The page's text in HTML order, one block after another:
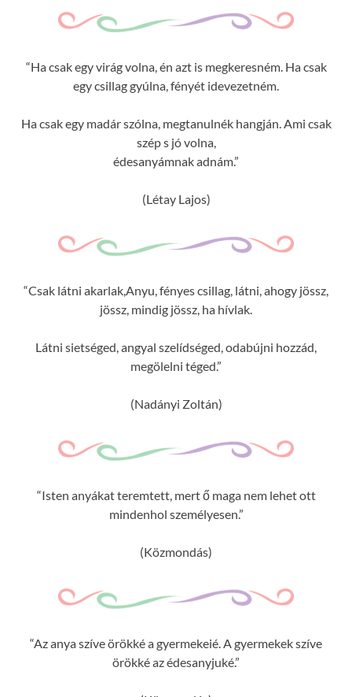
“Ha csak egy virág volna, én azt is megkeresném. Ha csak
egy csillag gyúlna, fényét idevezetném.
Ha csak egy madár szólna, megtanulnék hangján. Ami csak
szép s jó volna,
édesanyámnak adnám.”
(Létay Lajos)
“Csak látni akarlak,Anyu, fényes csillag, látni, ahogy jössz,
jössz, mindig jössz, ha hívlak.
Látni sietséged, angyal szelídséged, odabújni hozzád,
megölelni téged.”
(Nadányi Zoltán)
“Isten anyákat teremtett, mert ő maga nem lehet ott
mindenhol személyesen.”
(Közmondás)
“Az anya szíve örökké a gyermekeié. A gyermekek szíve
örökké az édesanyjuké.”